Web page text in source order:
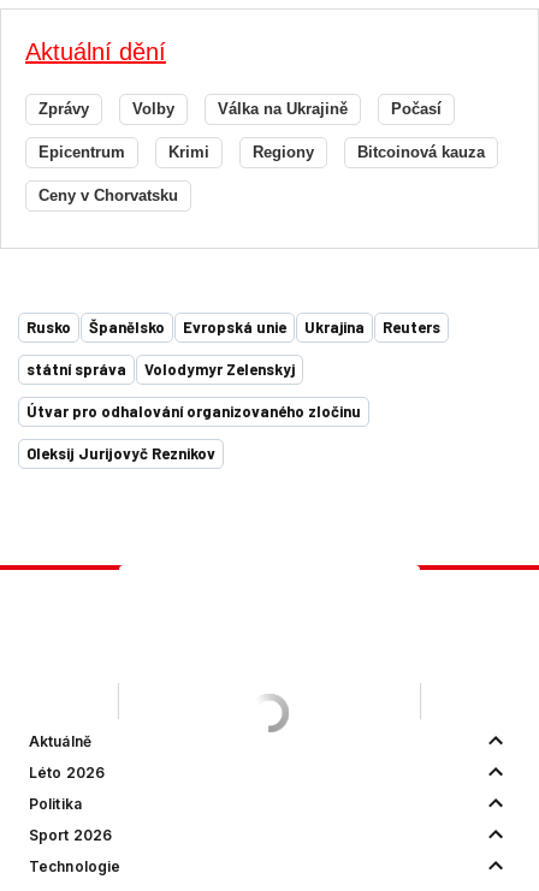
Aktuální dění
Zprávy Volby Válka na Ukrajině Počasí
Epicentrum Krimi Regiony Bitcoinová kauza
Ceny v Chorvatsku
Rusko Španělsko Evropská unie Ukrajina Reuters
státní správa Volodymyr Zelenskyj
Útvar pro odhalování organizovaného zločinu
Oleksij Jurijovyč Reznikov
Aktuálně
Léto 2026
Politika
Sport 2026
Technologie